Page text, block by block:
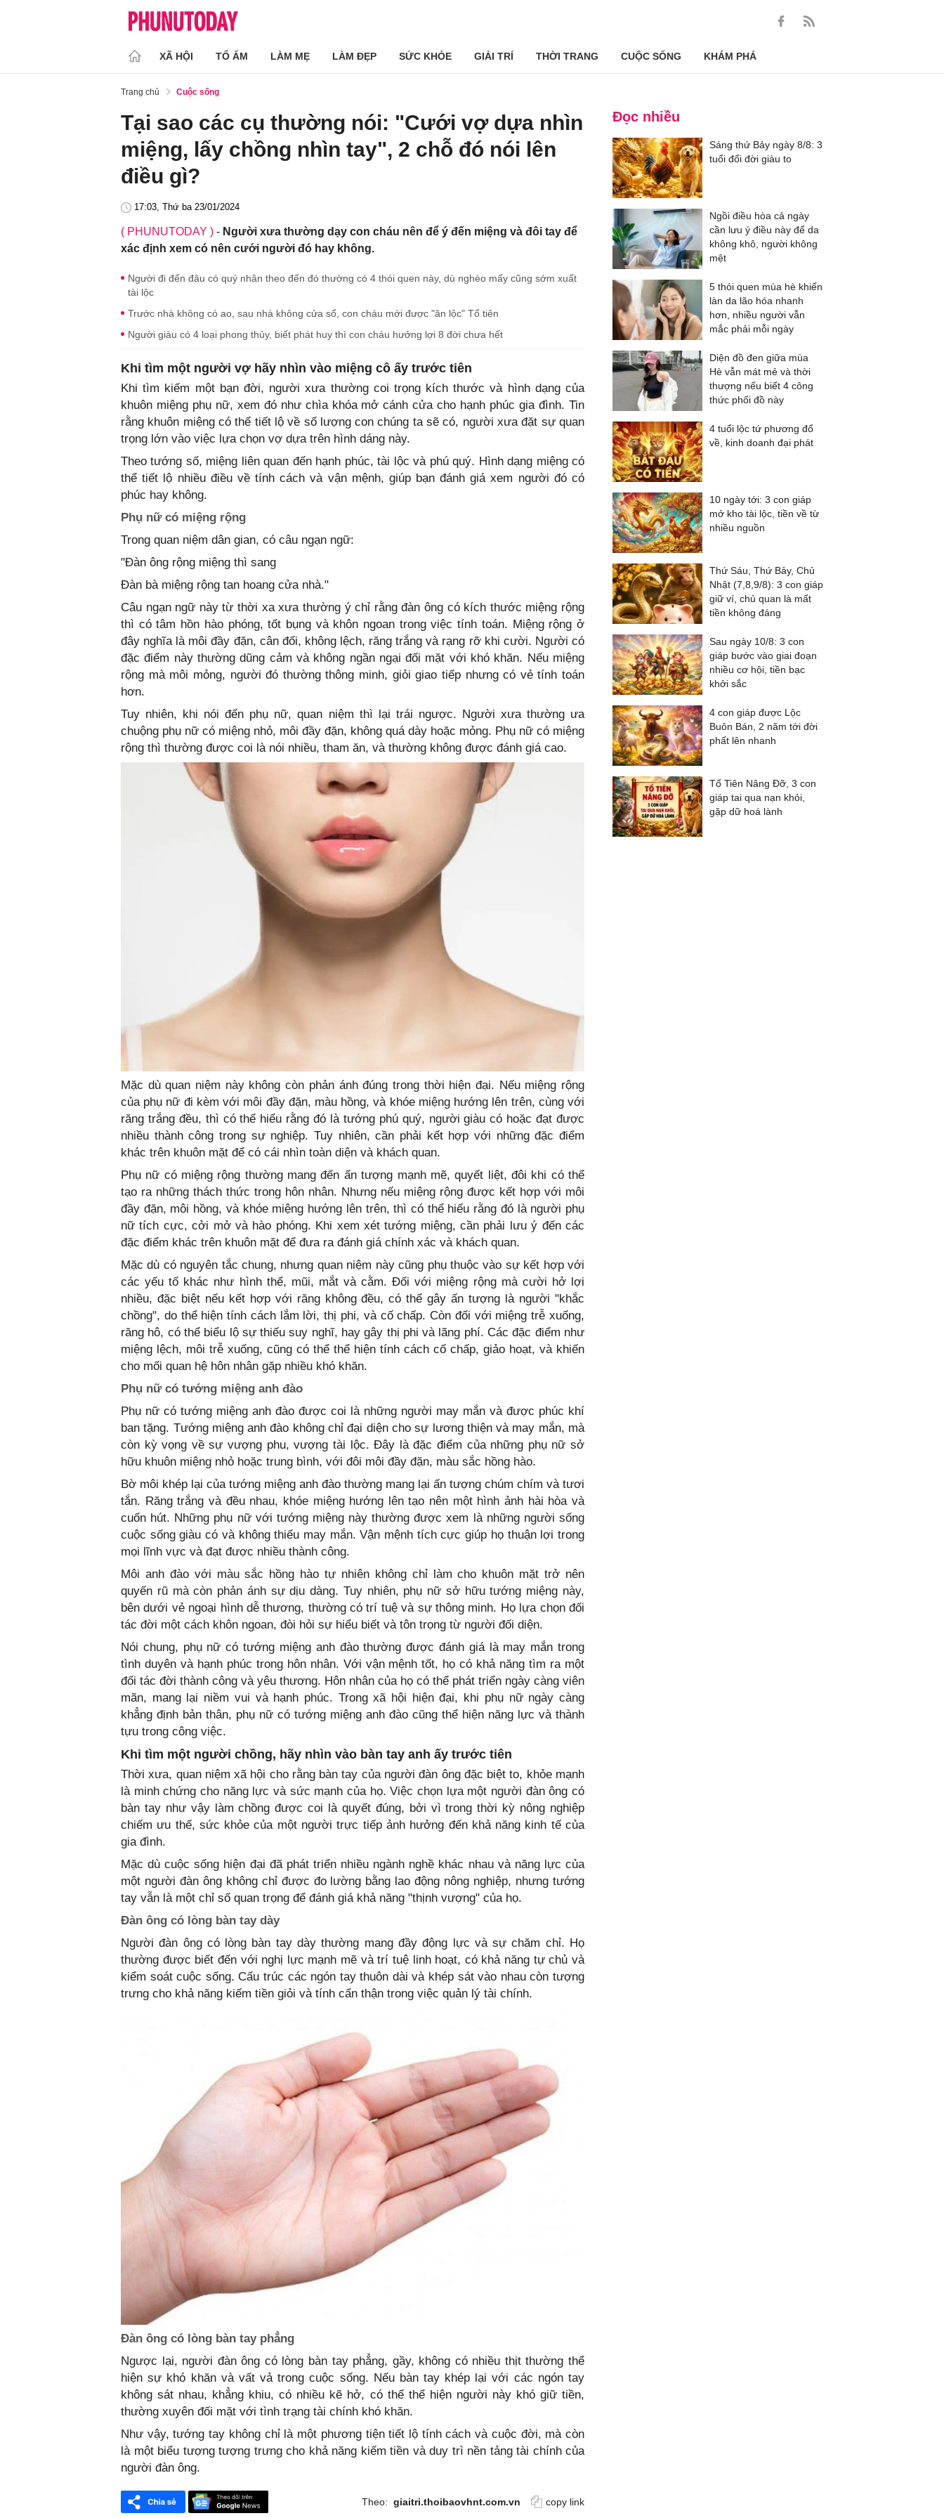
XÃ HỘI TỔ ẤM LÀM MẸ LÀM ĐẸP SỨC KHỎE GIẢI TRÍ THỜI TRANG CUỘC SỐNG KHÁM PHÁ
Trang chủ Cuộc sống
Tại sao các cụ thường nói: "Cưới vợ dựa nhìn
miệng, lấy chồng nhìn tay", 2 chỗ đó nói lên
điều gì?
17:03, Thứ ba 23/01/2024
( PHUNUTODAY ) - Người xưa thường dạy con cháu nên để ý đến miệng và đôi tay để
xác định xem có nên cưới người đó hay không.
Người đi đến đâu có quý nhân theo đến đó thường có 4 thói quen này, dù nghèo mấy cũng sớm xuất
tài lộc
Trước nhà không có ao, sau nhà không cửa sổ, con cháu mới được "ăn lộc" Tổ tiên
Người giàu có 4 loại phong thủy, biết phát huy thì con cháu hưởng lợi 8 đời chưa hết
Khi tìm một người vợ hãy nhìn vào miệng cô ấy trước tiên
Khi tìm kiếm một bạn đời, người xưa thường coi trọng kích thước và hình dạng của
khuôn miệng phụ nữ, xem đó như chìa khóa mở cánh cửa cho hạnh phúc gia đình. Tin
rằng khuôn miệng có thể tiết lộ về số lượng con chúng ta sẽ có, người xưa đặt sự quan
trọng lớn vào việc lựa chọn vợ dựa trên hình dáng này.
Theo tướng số, miệng liên quan đến hạnh phúc, tài lộc và phú quý. Hình dạng miệng có
thể tiết lộ nhiều điều về tính cách và vận mệnh, giúp bạn đánh giá xem người đó có
phúc hay không.
Phụ nữ có miệng rộng
Trong quan niệm dân gian, có câu ngạn ngữ:
"Đàn ông rộng miệng thì sang
Đàn bà miệng rộng tan hoang cửa nhà."
Câu ngạn ngữ này từ thời xa xưa thường ý chỉ rằng đàn ông có kích thước miệng rộng
thì có tâm hồn hào phóng, tốt bụng và khôn ngoan trong việc tính toán. Miệng rộng ở
đây nghĩa là môi đầy đặn, cân đối, không lệch, răng trắng và rạng rỡ khi cười. Người có
đặc điểm này thường dũng cảm và không ngần ngại đối mặt với khó khăn. Nếu miệng
rộng mà môi mỏng, người đó thường thông minh, giỏi giao tiếp nhưng có vẻ tính toán
hơn.
Tuy nhiên, khi nói đến phụ nữ, quan niệm thì lại trái ngược. Người xưa thường ưa
chuộng phụ nữ có miệng nhỏ, môi đầy đặn, không quá dày hoặc mỏng. Phụ nữ có miệng
rộng thì thường được coi là nói nhiều, tham ăn, và thường không được đánh giá cao.
Mặc dù quan niệm này không còn phản ánh đúng trong thời hiện đại. Nếu miệng rộng
của phụ nữ đi kèm với môi đầy đặn, màu hồng, và khóe miệng hướng lên trên, cùng với
răng trắng đều, thì có thể hiểu rằng đó là tướng phú quý, người giàu có hoặc đạt được
nhiều thành công trong sự nghiệp. Tuy nhiên, cần phải kết hợp với những đặc điểm
khác trên khuôn mặt để có cái nhìn toàn diện và khách quan.
Phụ nữ có miệng rộng thường mang đến ấn tượng mạnh mẽ, quyết liệt, đôi khi có thể
tạo ra những thách thức trong hôn nhân. Nhưng nếu miệng rộng được kết hợp với môi
đầy đặn, môi hồng, và khóe miệng hướng lên trên, thì có thể hiểu rằng đó là người phụ
nữ tích cực, cởi mở và hào phóng. Khi xem xét tướng miệng, cần phải lưu ý đến các
đặc điểm khác trên khuôn mặt để đưa ra đánh giá chính xác và khách quan.
Mặc dù có nguyên tắc chung, nhưng quan niệm này cũng phụ thuộc vào sự kết hợp với
các yếu tố khác như hình thể, mũi, mắt và cằm. Đối với miệng rộng mà cười hở lợi
nhiều, đặc biệt nếu kết hợp với răng không đều, có thể gây ấn tượng là người "khắc
chồng", do thể hiện tính cách lắm lời, thị phi, và cố chấp. Còn đối với miệng trễ xuống,
răng hô, có thể biểu lộ sự thiếu suy nghĩ, hay gây thị phi và lãng phí. Các đặc điểm như
miệng lệch, môi trễ xuống, cũng có thể thể hiện tính cách cố chấp, giảo hoạt, và khiến
cho mối quan hệ hôn nhân gặp nhiều khó khăn.
Phụ nữ có tướng miệng anh đào
Phụ nữ có tướng miệng anh đào được coi là những người may mắn và được phúc khí
ban tặng. Tướng miệng anh đào không chỉ đại diện cho sự lương thiện và may mắn, mà
còn kỳ vọng về sự vượng phu, vượng tài lộc. Đây là đặc điểm của những phụ nữ sở
hữu khuôn miệng nhỏ hoặc trung bình, với đôi môi đầy đặn, màu sắc hồng hào.
Bờ môi khép lại của tướng miệng anh đào thường mang lại ấn tượng chúm chím và tươi
tắn. Răng trắng và đều nhau, khóe miệng hướng lên tạo nên một hình ảnh hài hòa và
cuốn hút. Những phụ nữ với tướng miệng này thường được xem là những người sống
cuộc sống giàu có và không thiếu may mắn. Vận mệnh tích cực giúp họ thuận lợi trong
mọi lĩnh vực và đạt được nhiều thành công.
Môi anh đào với màu sắc hồng hào tự nhiên không chỉ làm cho khuôn mặt trở nên
quyến rũ mà còn phản ánh sự dịu dàng. Tuy nhiên, phụ nữ sở hữu tướng miệng này,
bên dưới vẻ ngoại hình dễ thương, thường có trí tuệ và sự thông minh. Họ lựa chọn đối
tác đời một cách khôn ngoan, đòi hỏi sự hiểu biết và tôn trọng từ người đối diện.
Nói chung, phụ nữ có tướng miệng anh đào thường được đánh giá là may mắn trong
tình duyên và hạnh phúc trong hôn nhân. Với vận mệnh tốt, họ có khả năng tìm ra một
đối tác đời thành công và yêu thương. Hôn nhân của họ có thể phát triển ngày càng viên
mãn, mang lại niềm vui và hạnh phúc. Trong xã hội hiện đại, khi phụ nữ ngày càng
khẳng định bản thân, phụ nữ có tướng miệng anh đào cũng thể hiện năng lực và thành
tựu trong công việc.
Khi tìm một người chồng, hãy nhìn vào bàn tay anh ấy trước tiên
Thời xưa, quan niệm xã hội cho rằng bàn tay của người đàn ông đặc biệt to, khỏe mạnh
là minh chứng cho năng lực và sức mạnh của họ. Việc chọn lựa một người đàn ông có
bàn tay như vậy làm chồng được coi là quyết đúng, bởi vì trong thời kỳ nông nghiệp
chiếm ưu thế, sức khỏe của một người trực tiếp ảnh hưởng đến khả năng kinh tế của
gia đình.
Mặc dù cuộc sống hiện đại đã phát triển nhiều ngành nghề khác nhau và năng lực của
một người đàn ông không chỉ được đo lường bằng lao động nông nghiệp, nhưng tướng
tay vẫn là một chỉ số quan trọng để đánh giá khả năng "thịnh vượng" của họ.
Đàn ông có lòng bàn tay dày
Người đàn ông có lòng bàn tay dày thường mang đầy động lực và sự chăm chỉ. Họ
thường được biết đến với nghị lực mạnh mẽ và trí tuệ linh hoạt, có khả năng tự chủ và
kiểm soát cuộc sống. Cấu trúc các ngón tay thuôn dài và khép sát vào nhau còn tượng
trưng cho khả năng kiếm tiền giỏi và tính cẩn thận trong việc quản lý tài chính.
Đàn ông có lòng bàn tay phẳng
Ngược lại, người đàn ông có lòng bàn tay phẳng, gầy, không có nhiều thịt thường thể
hiện sự khó khăn và vất vả trong cuộc sống. Nếu bàn tay khép lại với các ngón tay
không sát nhau, khẳng khiu, có nhiều kẽ hở, có thể thể hiện người này khó giữ tiền,
thường xuyên đối mặt với tình trạng tài chính khó khăn.
Như vậy, tướng tay không chỉ là một phương tiện tiết lộ tính cách và cuộc đời, mà còn
là một biểu tượng tượng trưng cho khả năng kiếm tiền và duy trì nền tảng tài chính của
người đàn ông.
Theo: giaitri.thoibaovhnt.com.vn copy link
Đọc nhiều
Sáng thứ Bảy ngày 8/8: 3
tuổi đổi đời giàu to
Ngồi điều hòa cả ngày
cần lưu ý điều này để da
không khô, người không
mệt
5 thói quen mùa hè khiến
làn da lão hóa nhanh
hơn, nhiều người vẫn
mắc phải mỗi ngày
Diện đồ đen giữa mùa
Hè vẫn mát mẻ và thời
thượng nếu biết 4 công
thức phối đồ này
4 tuổi lộc tứ phương đổ
về, kinh doanh đại phát
10 ngày tới: 3 con giáp
mở kho tài lộc, tiền về từ
nhiều nguồn
Thứ Sáu, Thứ Bảy, Chủ
Nhật (7,8,9/8): 3 con giáp
giữ ví, chủ quan là mất
tiền không đáng
Sau ngày 10/8: 3 con
giáp bước vào giai đoạn
nhiều cơ hội, tiền bạc
khởi sắc
4 con giáp được Lộc
Buôn Bán, 2 năm tới đời
phất lên nhanh
Tổ Tiên Nâng Đỡ, 3 con
giáp tai qua nạn khỏi,
gặp dữ hoá lành